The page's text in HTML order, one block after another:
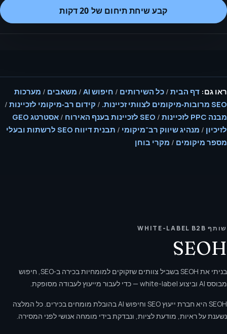
קבע שיחת תיחום של 20 דקות
ראו גם: דף הבית / כל השירותים / חיפוש AI / משאבים / מערכות
SEO מרובות‑מיקומים לצוותי זכיינות.
/ קידום רב‑מיקומי לזכיינות /
מבנה PPC לזכיינות
/ SEO לזכיינות בענף האירוח /
אסטרטג GEO
לזיכיון / מנהיג שיווק רב־מיקומי /
תבנית דיווח SEO לרשתות ובעלי
מספר מיקומים / מקרי בוחן
שותף WHITE-LABEL B2B
SEOH
בניתי את SEOH בשביל צוותים שזקוקים למומחיות בכירה ב‑SEO, חיפוש
מבוסס AI וביצוע white-label — כדי לעבור מייעוץ לעבודה מסופקת.
SEOH היא חברת ייעוץ SEO וחיפוש AI בהובלת מומחים בכירים. כל המלצה
נשענת על ראיות, מודעת לציות, ונבדקת בידי מומחה אנושי לפני המסירה.